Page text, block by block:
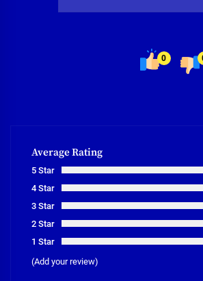
0
Average Rating
5 Star
4 Star
3 Star
2 Star
1 Star
(Add your review)